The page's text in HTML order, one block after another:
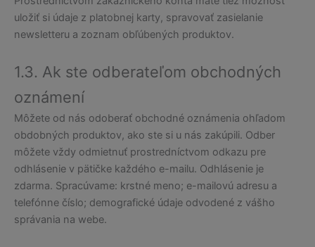
uložiť si údaje z platobnej karty, spravovať zasielanie
newsletteru a zoznam obľúbených produktov.
1.3. Ak ste odberateľom obchodných
oznámení
Môžete od nás odoberať obchodné oznámenia ohľadom
obdobných produktov, ako ste si u nás zakúpili. Odber
môžete vždy odmietnuť prostredníctvom odkazu pre
odhlásenie v pätičke každého e-mailu. Odhlásenie je
zdarma. Spracúvame: krstné meno; e-mailovú adresu a
telefónne číslo; demografické údaje odvodené z vášho
správania na webe.